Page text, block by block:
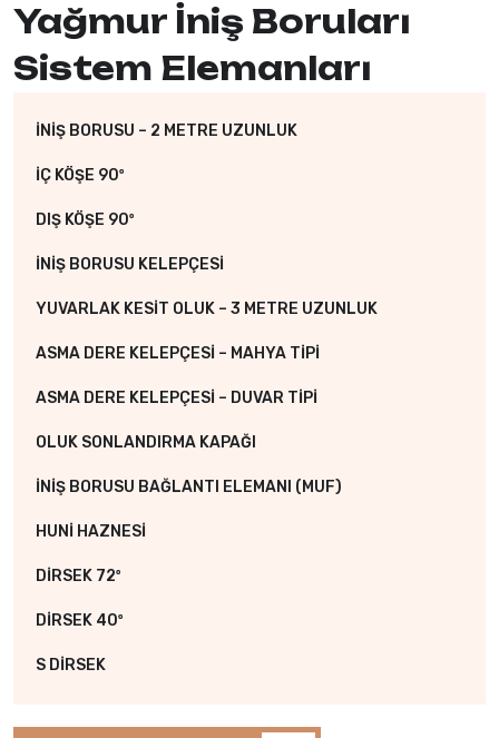
Yağmur İniş Boruları
Sistem Elemanları
İNİŞ BORUSU – 2 METRE UZUNLUK
İÇ KÖŞE 90º
DIŞ KÖŞE 90º
İNİŞ BORUSU KELEPÇESİ
YUVARLAK KESİT OLUK – 3 METRE UZUNLUK
ASMA DERE KELEPÇESİ – MAHYA TİPİ
ASMA DERE KELEPÇESİ – DUVAR TİPİ
OLUK SONLANDIRMA KAPAĞI
İNİŞ BORUSU BAĞLANTI ELEMANI (MUF)
HUNİ HAZNESİ
DİRSEK 72º
DİRSEK 40º
S DİRSEK